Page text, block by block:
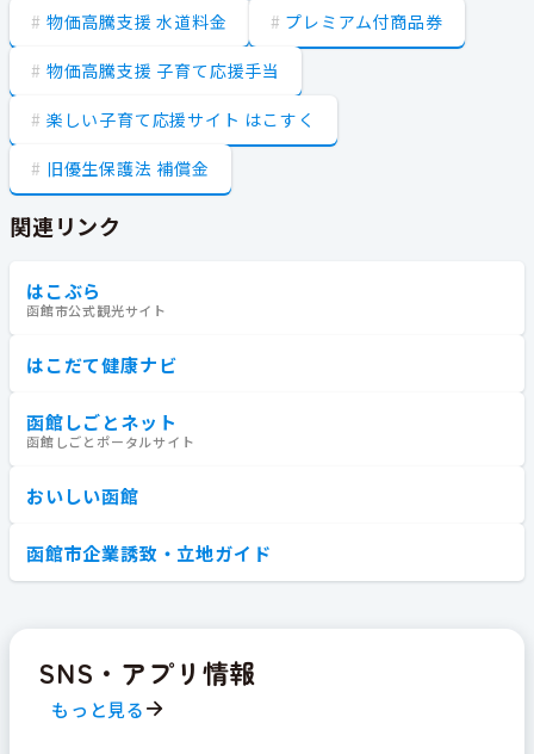
物価高騰支援 水道料金 プレミアム付商品券
物価高騰支援 子育て応援手当
楽しい子育て応援サイト はこすく
旧優生保護法 補償金
関連リンク
はこぶら
函館市公式観光サイト
はこだて健康ナビ
函館しごとネット
函館しごとポータルサイト
おいしい函館
函館市企業誘致・立地ガイド
SNS・アプリ情報
もっと見る